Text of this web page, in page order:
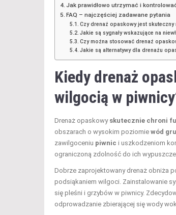
Jak prawidłowo utrzymać i
FAQ – najczęściej zadawane pytania
Czy drenaż opaskowy jest
Jakie są sygnały wskazujące na
Czy można stosować drenaż
Jakie są alternatywy dla drenażu
Kiedy drenaż
wilgocią w
Drenaż opaskowy skutecznie chroni
obszarach o wysokim poziomie wód
zawilgoceniu piwnic i uszkodzeniom
ograniczoną zdolność do ich
Dobrze zaprojektowany drenaż obniża
podsiąkaniem wilgoci. Zainstalowanie
się pleśni i grzybów w piwnicy.
odprowadzanie zbierającej się wody